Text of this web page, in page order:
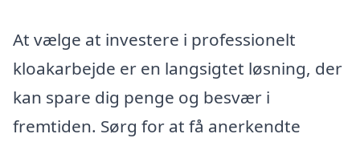
At vælge at investere i professionelt
kloakarbejde er en langsigtet løsning, der
kan spare dig penge og besvær i
fremtiden. Sørg for at få anerkendte